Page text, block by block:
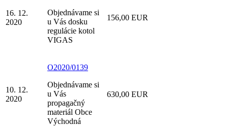
16. 12.
2020
Objednávame si
u Vás dosku
regulácie kotol
VIGAS
156,00 EUR
10. 12.
2020
O2020/0139
Objednávame si
u Vás
propagačný
materiál Obce
Východná
630,00 EUR